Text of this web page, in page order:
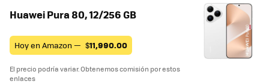
Huawei Pura 80, 12/256 GB
Hoy en Amazon — $11,990.00
El precio podría variar. Obtenemos comisión por estos
enlaces